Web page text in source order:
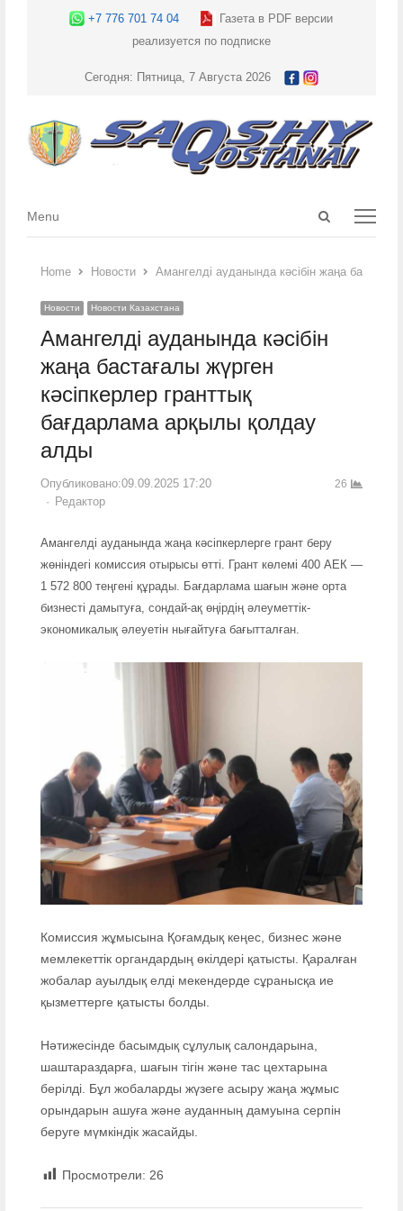
+7 776 701 74 04
Газета в PDF версии
реализуется по подписке
Сегодня: Пятница, 7 Августа 2026
Open
Menu
Menu
Home Новости Амангелді ауданында кәсібін жаңа
Новости Новости Казахстана
Амангелді ауданында кәсібін
жаңа бастағалы жүрген
кәсіпкерлер гранттық
бағдарлама арқылы қолдау
алды
Опубликовано:09.09.2025 17:20
Author
Редактор
26
Амангелді ауданында жаңа кәсіпкерлерге грант беру
жөніндегі комиссия отырысы өтті. Грант көлемі 400 АЕК —
1 572 800 теңгені құрады. Бағдарлама шағын және орта
бизнесті дамытуға, сондай-ақ өңірдің әлеуметтік-
экономикалық әлеуетін нығайтуға бағытталған.
Комиссия жұмысына Қоғамдық кеңес, бизнес және
мемлекеттік органдардың өкілдері қатысты. Қаралған
жобалар ауылдық елді мекендерде сұранысқа ие
қызметтерге қатысты болды.
Нәтижесінде басымдық сұлулық салондарына,
шаштараздарға, шағын тігін және тас цехтарына
берілді. Бұл жобаларды жүзеге асыру жаңа жұмыс
орындарын ашуға және ауданның дамуына серпін
беруге мүмкіндік жасайды.
Просмотрели: 26